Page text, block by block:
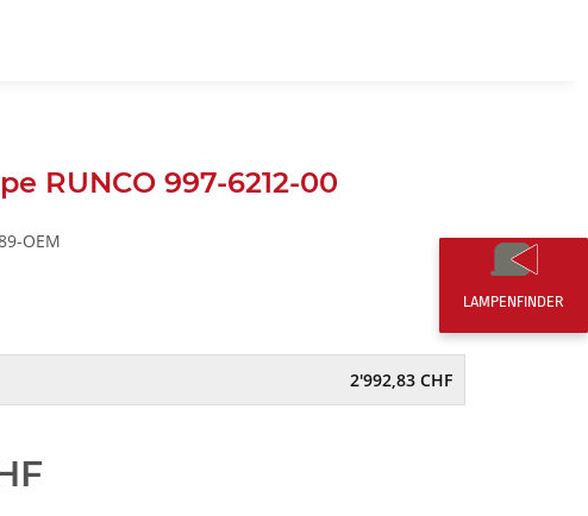
RUNCO 997-6212-00
OEM
2'992,83 CHF
LAMPENFINDER